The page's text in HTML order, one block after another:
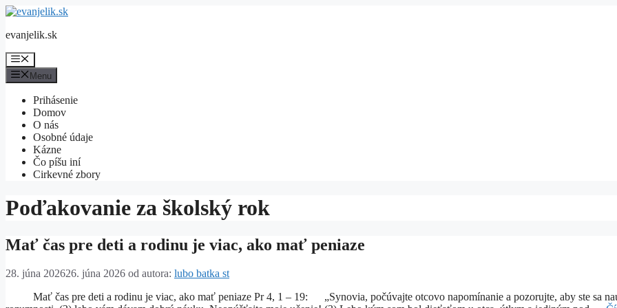
Preskočiť
obsah
evanjelik.sk
Menu
Menu
Prihásenie
Domov
O nás
Osobné údaje
Kázne
Čo píšu iní
Cirkevné zbory
Poďakovanie za školský rok
Mať čas pre deti a rodinu je viac, ako mať peniaze
28. júna 202626. júna 2026 od autora: lubo batka st
Mať čas pre deti a rodinu je viac, ako mať peniaze Pr 4, 1 – 19: „Synovia, počúvajte otcovo napomínanie a pozorujte, aby ste sa